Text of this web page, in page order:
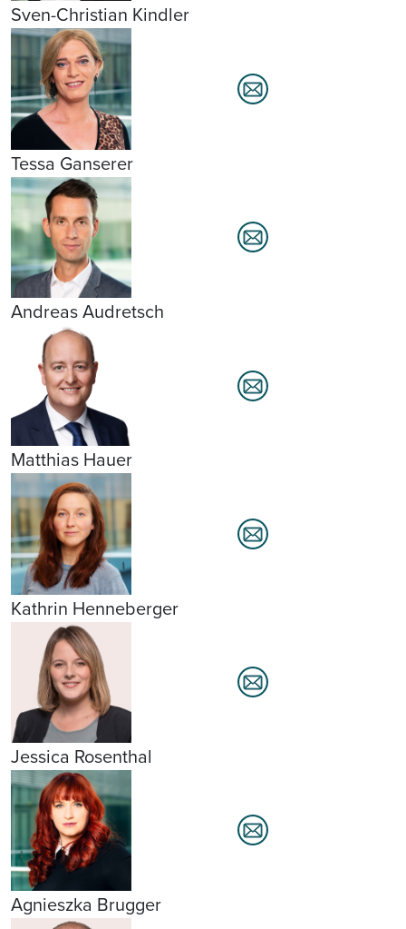
Sven-Christian Kindler
Tessa Ganserer
Andreas Audretsch
Matthias Hauer
Kathrin Henneberger
Jessica Rosenthal
Agnieszka Brugger